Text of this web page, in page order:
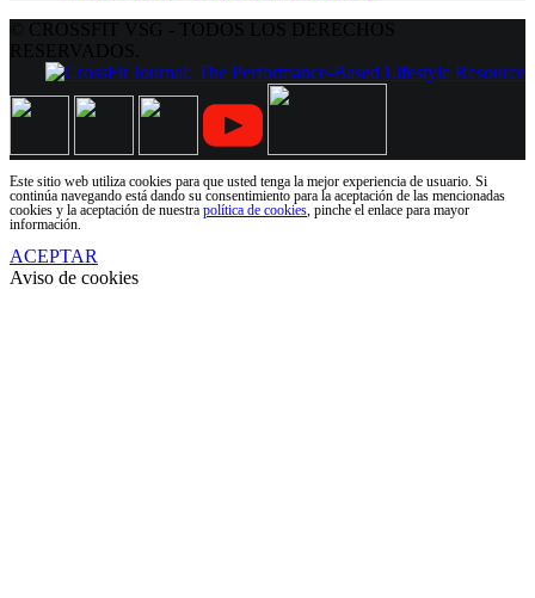
Este sitio web utiliza cookies para que usted tenga la mejor experiencia de usuario. Si
continúa navegando está dando su consentimiento para la aceptación de las mencionadas
cookies y la aceptación de nuestra política de cookies, pinche el enlace para mayor
información.
ACEPTAR
Aviso de cookies